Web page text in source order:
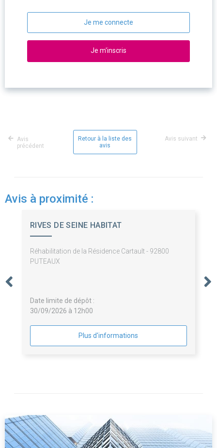
Je me connecte
Je m'inscris
Avis
précédent
Retour à la liste des
avis
Avis suivant
Avis à proximité :
RIVES DE SEINE HABITAT
Réhabilitation de la Résidence Cartault - 92800
PUTEAUX
Date limite de dépôt :
30/09/2026 à 12h00
Plus d'informations